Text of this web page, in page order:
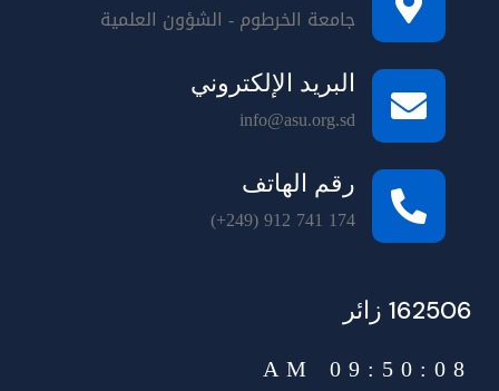
جامعة الخرطوم - الشؤون العلمية
البريد الإلكتروني
info@asu.org.sd
رقم الهاتف
(+249) 912 741 174
162506 زائر
09:50:08 AM